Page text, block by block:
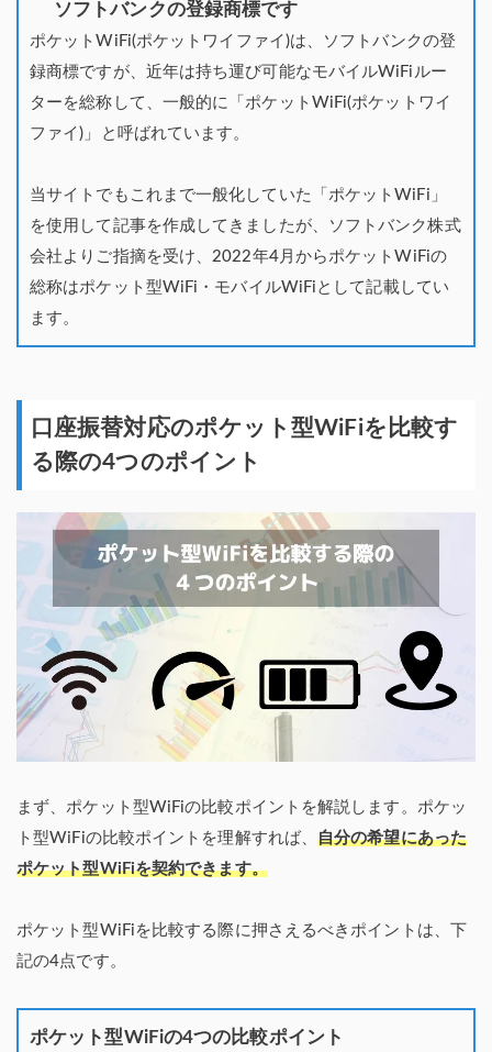
ソフトバンクの登録商標です
ポケットWiFi(ポケットワイファイ)は、ソフトバンクの登
録商標ですが、近年は持ち運び可能なモバイルWiFiルー
ターを総称して、一般的に「ポケットWiFi(ポケットワイ
ファイ)」と呼ばれています。
当サイトでもこれまで一般化していた「ポケットWiFi」
を使用して記事を作成してきましたが、ソフトバンク株式
会社よりご指摘を受け、2022年4月からポケットWiFiの
総称はポケット型WiFi・モバイルWiFiとして記載してい
ます。
口座振替対応のポケット型WiFiを比較す
る際の4つのポイント
まず、ポケット型WiFiの比較ポイントを解説します。ポケッ
ト型WiFiの比較ポイントを理解すれば、 自分の希望にあった
ポケット型WiFiを契約できます。
ポケット型WiFiを比較する際に押さえるべきポイントは、下
記の4点です。
ポケット型WiFiの4つの比較ポイント